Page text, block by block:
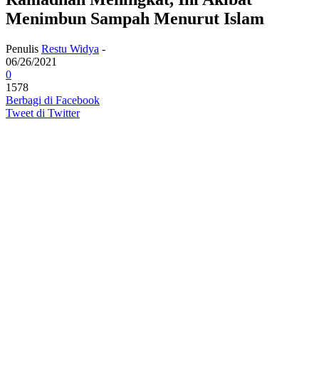
Menimbun Sampah Menurut Islam
Penulis Restu Widya -
06/26/2021
0
1578
Berbagi di Facebook
Tweet di Twitter